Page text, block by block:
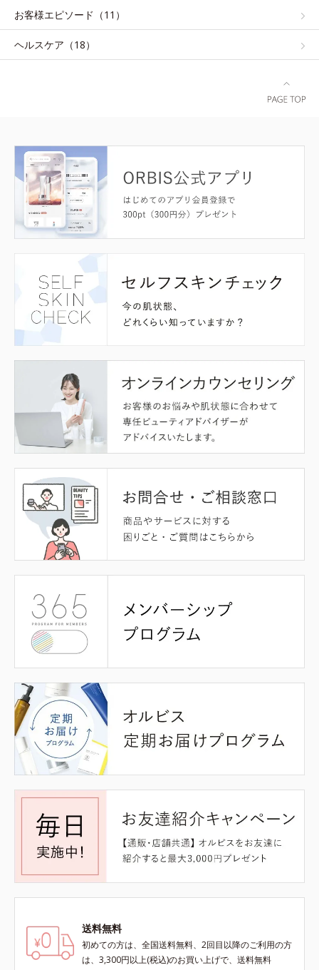
お客様エピソード（11）
ヘルスケア（18）
送料無料
初めての方は、全国送料無料、2回目以降のご利用の方
は、3,300円以上(税込)のお買い上げで、送料無料